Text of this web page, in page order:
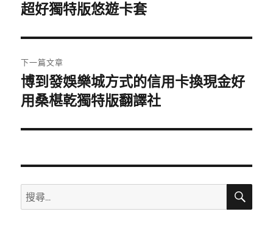
導
覽
一
文
章:
超好獨特版悠遊卡套
下一篇文章
下
一
文
博到發娛樂城方式的信用卡換現金好
用桑椹乾獨特版翻譯社
搜
尋
搜